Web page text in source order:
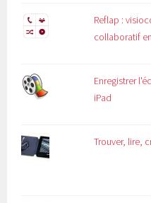
Reflap :
collaboratif
Enregistrer
iPad
Trouver, lire,